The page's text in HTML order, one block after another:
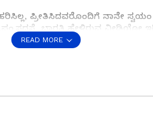
ಪ್ರೀತಿಸಿದವರೊಂದಿಗೆ ನಾನೇ
ಭಾರತಿ ಹೇಳಿರುವ ವೀಡಿಯೋ
ಅಪಹರಿಸಿಲ್ಲ. ನಾನು ಒಬ್ಬರನ್ನು ಮನೆಯ
ಹತ್ತಿರವೂ ಕೇಳುವುದೂ ಬೇಡ.
READ MORE